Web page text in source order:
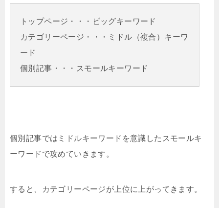
トップページ・・・ビッグキーワード
カテゴリーページ・・・ミドル（複合）キーワ
ード
個別記事・・・スモールキーワード
個別記事ではミドルキーワードを意識したスモールキ
ーワードで攻めていきます。
すると、カテゴリーページが上位に上がってきます。